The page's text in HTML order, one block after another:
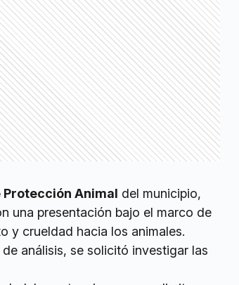
Animal del municipio,
una presentación bajo el marco de
y crueldad hacia los animales.
análisis, se solicitó investigar las